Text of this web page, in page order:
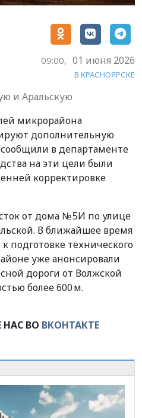
09:00, 01 июня 2026
В КРАСНОЯРСКЕ
и Аральскую
микрорайона
дополнительную
в департаменте
на эти цели были
корректировке
от дома № 5И по улице
В ближайшее время
подготовке технического
уже анонсировали
дороги от Волжской
более 600 м.
НАС ВО ВКОНТАКТЕ